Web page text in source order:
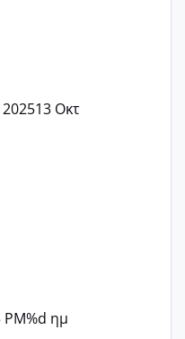
13 Οκτ
PM%d ημ